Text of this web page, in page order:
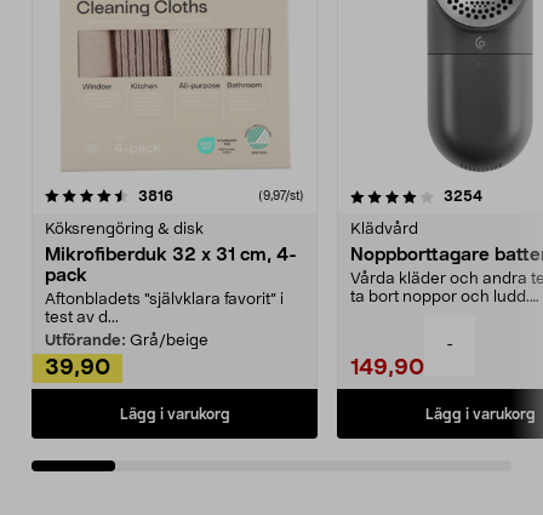
-
3816recensioner (9,97/st)
Köksrengöring & disk
Mikrofiberduk 32 x 31 cm, 4-
pack
Aftonbladets "självklara favorit” i
test av d...
Utförande: Grå/beige
39,90
Lägg i varukorg
4.0av 5 stjärnor 3254
Klädvård
Noppborttagare
Vårda kläder och andra
ta bort noppor och ludd.
149,90
Lägg i varukorg
4.5av 5 stjärnor